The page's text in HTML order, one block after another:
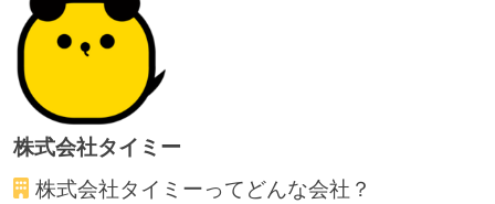
ストックオプションまたは自社株購入支援制度がある
職業安定法に対応する記載事項
受動喫煙防止措置：屋内禁煙（屋内に喫煙可能室設
置）
株式会社タイミー
株式会社タイミーってどんな会社？